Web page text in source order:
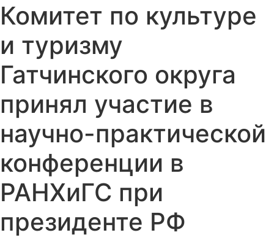
Комитет по культуре
и туризму
Гатчинского округа
принял участие в
научно-практической
конференции в
РАНХиГС при
президенте РФ